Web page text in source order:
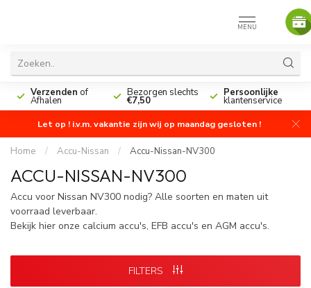
MENU
Verzenden of
Afhalen
Bezorgen slechts
€7,50
Persoonlijke
klantenservice
Let op ! i.v.m. vakantie zijn wij op maandag gesloten !
Home / Accu-Nissan / Accu-Nissan-NV300
ACCU-NISSAN-NV300
Accu voor Nissan NV300 nodig? Alle soorten en maten uit
voorraad leverbaar.
Bekijk hier onze calcium accu's, EFB accu's en AGM accu's.
FILTERS